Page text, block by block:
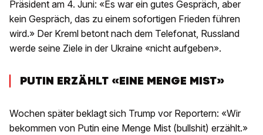
Präsident am 4. Juni: «Es war ein gutes Gespräch, aber
kein Gespräch, das zu einem sofortigen Frieden führen
wird.» Der Kreml betont nach dem Telefonat, Russland
werde seine Ziele in der Ukraine «nicht aufgeben».
PUTIN ERZÄHLT «EINE MENGE MIST»
Wochen später beklagt sich Trump vor Reportern: «Wir
bekommen von Putin eine Menge Mist (bullshit) erzählt.»